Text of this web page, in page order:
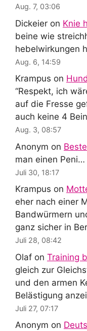
Aug. 7, 03:06
Dickeier on Knie
beine wie
hebelwirkungen
Aug. 6, 14:59
Krampus on
“Respekt, ich
auf die Fresse
auch keine 4
Aug. 3, 08:57
Anonym on
man einen Peni…
Juli 30, 18:17
Krampus on
eher nach einer
Bandwürmern
ganz sicher in
Juli 28, 08:42
Olaf on Training
gleich zur
und den armen
Belästigung
Juli 27, 07:17
Anonym on